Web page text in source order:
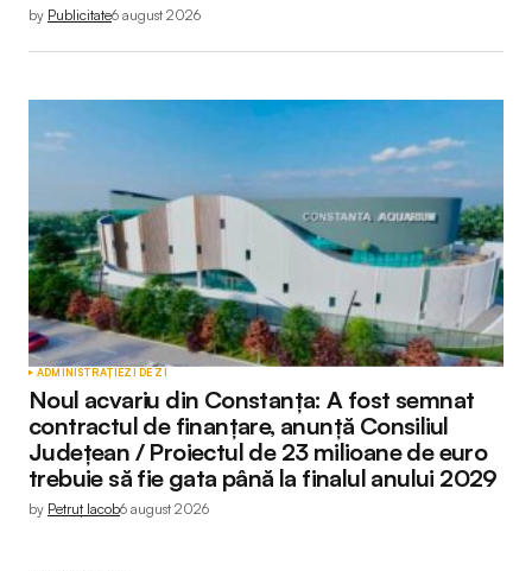
by Publicitate6 august 2026
ADMINISTRAȚIEZI DE ZI
Noul acvariu din Constanța: A fost semnat
contractul de finanțare, anunță Consiliul
Județean / Proiectul de 23 milioane de euro
trebuie să fie gata până la finalul anului 2029
by Petruț Iacob6 august 2026